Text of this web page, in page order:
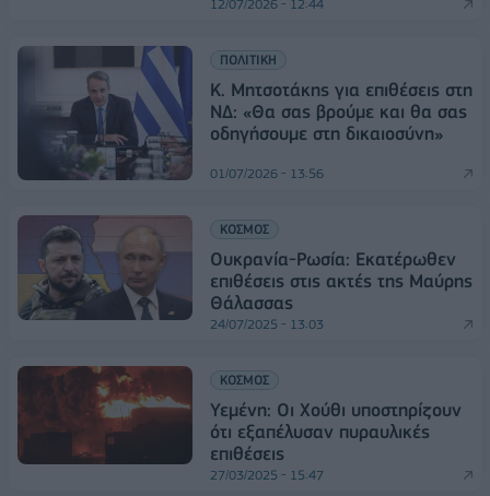
12/07/2026 - 12:44
ΠΟΛΙΤΙΚΗ
Κ. Μητσοτάκης για επιθέσεις στη
ΝΔ: «Θα σας βρούμε και θα σας
οδηγήσουμε στη δικαιοσύνη»
01/07/2026 - 13:56
ΚΟΣΜΟΣ
Ουκρανία-Ρωσία: Εκατέρωθεν
επιθέσεις στις ακτές της Μαύρης
Θάλασσας
24/07/2025 - 13:03
ΚΟΣΜΟΣ
Υεμένη: Οι Χούθι υποστηρίζουν
ότι εξαπέλυσαν πυραυλικές
επιθέσεις
27/03/2025 - 15:47